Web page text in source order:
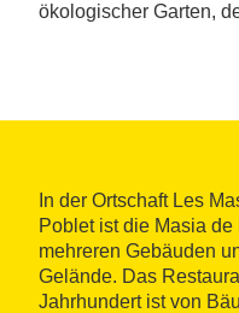
ökologischer Garten,
In der Ortschaft Les
Poblet ist die Masia
mehreren Gebäuden
Gelände. Das
Jahrhundert ist von